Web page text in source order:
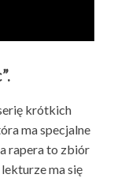
krótkich
ma specjalne
rapera to zbiór
ma się